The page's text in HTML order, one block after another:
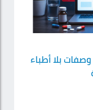
بلا أطباء